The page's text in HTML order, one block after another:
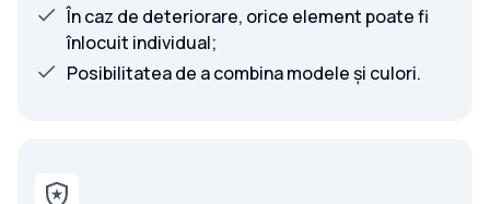
În caz de deteriorare, orice element poate fi
înlocuit individual;
Posibilitatea de a combina modele și culori.